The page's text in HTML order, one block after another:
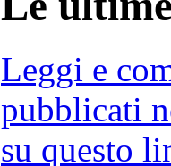
Leggi e
pubblicati
su questo